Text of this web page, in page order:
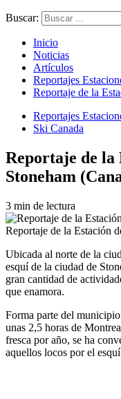
Buscar:
Inicio
Noticias
Artículos
Reportajes
Reportaje de la
Reportajes
Ski Canada
Reportaje de la
Stoneham
3 min de lectura
Reportaje de la Estación
Ubicada al norte de la
esquí de la ciudad de
gran cantidad de
que enamora.
Forma parte del
unas 2,5 horas de
fresca por año, se ha
aquellos locos por el